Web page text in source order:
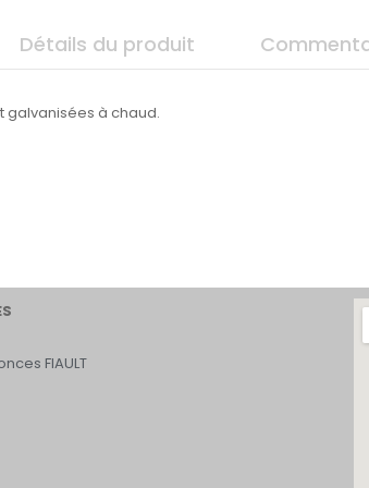
Détails du produit
galvanisées à chaud.
FIAULT